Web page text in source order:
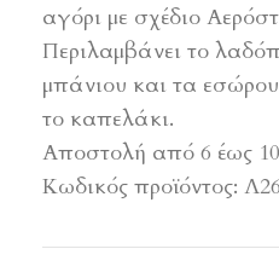
αγόρι με σχέδιο
Περιλαμβάνει το
μπάνιου και τα
το καπελάκι.
Αποστολή από 6 έως 10
Κωδικός προϊόντος: